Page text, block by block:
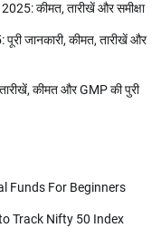
कीमत, तारीखें और समीक्षा
जानकारी, कीमत, तारीखें और
कीमत और GMP की पुरी
Funds For Beginners
Track Nifty 50 Index